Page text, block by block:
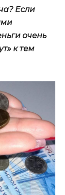
Если
очень
к тем